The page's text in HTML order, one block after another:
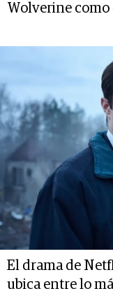
Wolverine
El drama de
ubica entre lo